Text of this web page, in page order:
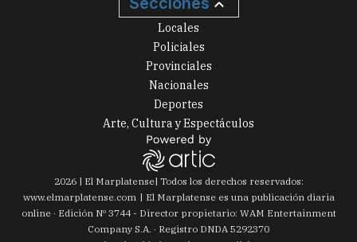
Locales
Policiales
Provinciales
Nacionales
Deportes
Arte, Cultura y Espectáculos
2026| El Marplatense| Todos los derechos reservados:
www.elmarplatense.com
El Marplatense es una publicación diaria
online · Edición Nº 3744- Director propietario: WAM Entertainment
Company S.A. · Registro DNDA 5292370